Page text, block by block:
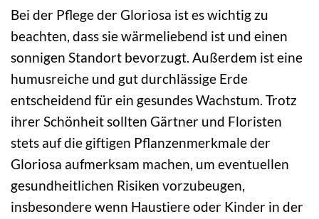
Bei der Pflege der Gloriosa ist es wichtig zu
beachten, dass sie wärmeliebend ist und einen
sonnigen Standort bevorzugt. Außerdem ist eine
humusreiche und gut durchlässige Erde
entscheidend für ein gesundes Wachstum. Trotz
ihrer Schönheit sollten Gärtner und Floristen
stets auf die giftigen Pflanzenmerkmale der
Gloriosa aufmerksam machen, um eventuellen
gesundheitlichen Risiken vorzubeugen,
insbesondere wenn Haustiere oder Kinder in der